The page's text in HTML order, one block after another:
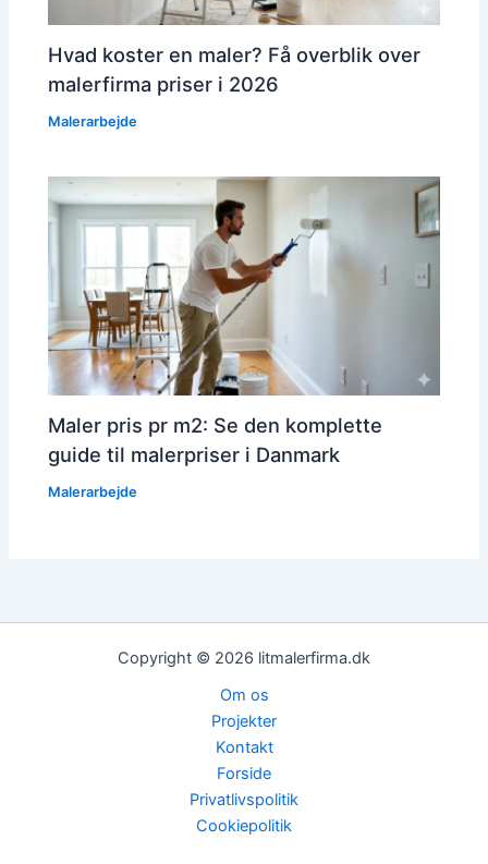
Hvad koster en maler? Få overblik over
malerfirma priser i 2026
Malerarbejde
Maler pris pr m2: Se den komplette
guide til malerpriser i Danmark
Malerarbejde
Copyright © 2026 litmalerfirma.dk
Om os
Projekter
Kontakt
Forside
Privatlivspolitik
Cookiepolitik